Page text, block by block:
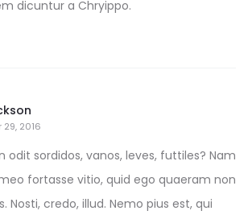
dicuntur a Chryippo.
29, 2016
odit sordidos, vanos, leves, futtiles? Nam
fortasse vitio, quid ego quaeram non
Nosti, credo, illud. Nemo pius est, qui